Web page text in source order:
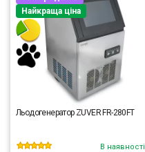
Найкраща ціна
Льодогенератор ZUVER FR-280FT
В наявності